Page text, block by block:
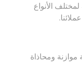
الأنواع
ومحاذاة